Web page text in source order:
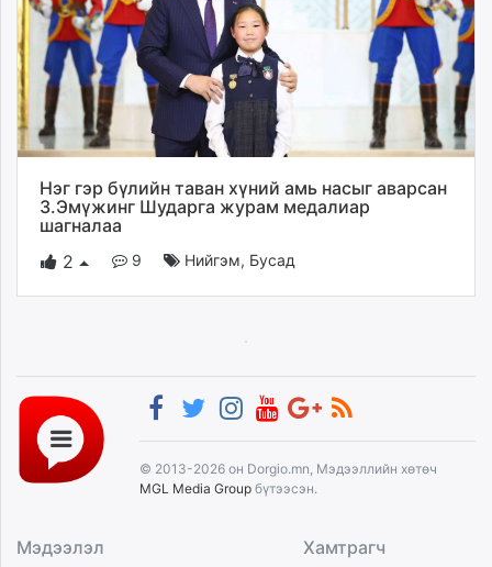
asu.mn
shudarga.mn
shuurhai.mn
unuudur.mn
isee.mn
mglradio.com
itoim.mn
tumen.mn
shuum.mn
assa.mn
toim.mn
tac.mn
paparazzi.mn
Нэг гэр бүлийн таван хүний амь насыг аварсан
З.Эмүжинг Шударга журам медалиар
шагналаа
2
9 Нийгэм, Бусад
© 2013-2026 он Dorgio.mn, Мэдээллийн хөтөч
MGL Media Group бүтээсэн.
Мэдээлэл Хамтрагч